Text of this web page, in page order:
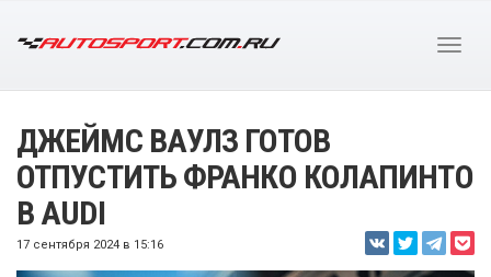
ДЖЕЙМС ВАУЛЗ ГОТОВ
ОТПУСТИТЬ ФРАНКО КОЛАПИНТО
В AUDI
17 сентября 2024 в 15:16